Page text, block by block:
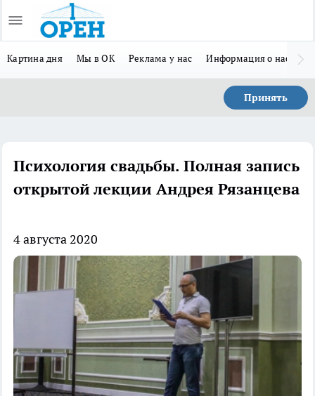
Картина дня Мы в ОК Реклама у нас Информация о нас
Принять
Психология свадьбы. Полная запись
открытой лекции Андрея Рязанцева
4 августа 2020